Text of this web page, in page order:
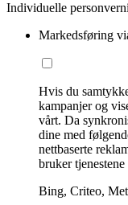
Individuelle
Markedsføring
Hvis du
kampanjer og
vårt. Da
dine med
nettbaserte
bruker tjenestene
Bing, Criteo,